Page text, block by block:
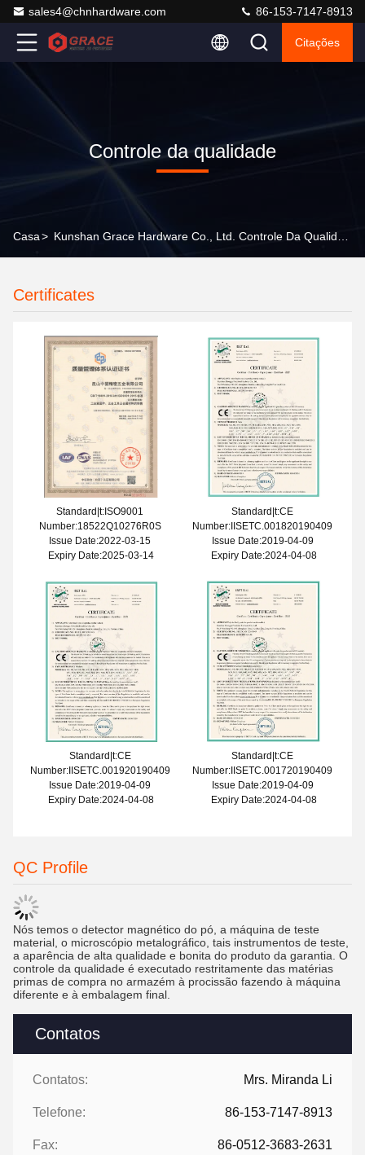
sales4@chnhardware.com 86-153-7147-8913
Citações
Controle da qualidade
Casa>
Contatos
Contatos: Mrs. Miranda Li
Telefone: 86-153-7147-8913
Fax: 86-0512-3683-2631
Certificates
Standard|t:ISO9001
Number:18522Q10276R0S
Issue Date:2022-03-15
Expiry Date:2025-03-14
Standard|t:CE
Number:IISETC.001820190409
Issue Date:2019-04-09
Expiry Date:2024-04-08
Standard|t:CE
Number:IISETC.001920190409
Issue Date:2019-04-09
Expiry Date:2024-04-08
Standard|t:CE
Number:IISETC.001720190409
Issue Date:2019-04-09
Expiry Date:2024-04-08
QC Profile
Nós temos o detector magnético do pó, a máquina de teste
material, o microscópio metalográfico, tais instrumentos de teste,
a aparência de alta qualidade e bonita do produto da garantia. O
controle da qualidade é executado restritamente das matérias
primas de compra no armazém à procissão fazendo à máquina
diferente e à embalagem final.